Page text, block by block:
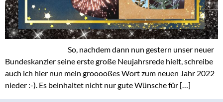
So, nachdem dann nun gestern unser neuer
Bundeskanzler seine erste große Neujahrsrede hielt, schreibe
auch ich hier nun mein grooooßes Wort zum neuen Jahr 2022
nieder :-). Es beinhaltet nicht nur gute Wünsche für […]